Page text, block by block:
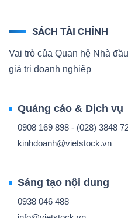
SÁCH TÀI CHÍNH
Vai trò của Quan hệ Nhà
giá trị doanh nghiệp
Quảng cáo & Dịch vụ
0908 169 898 - (028) 3848
kinhdoanh@vietstock.vn
Sáng tạo nội dung
0938 046 488